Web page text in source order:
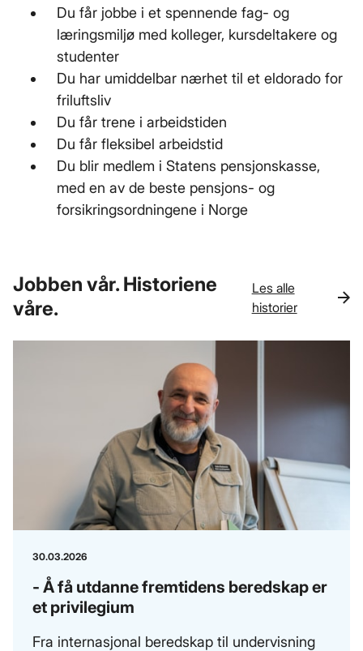
Du får jobbe i et spennende fag- og
læringsmiljø med kolleger, kursdeltakere og
studenter
Du har umiddelbar nærhet til et eldorado for
friluftsliv
Du får trene i arbeidstiden
Du får fleksibel arbeidstid
Du blir medlem i Statens pensjonskasse,
med en av de beste pensjons- og
forsikringsordningene i Norge
Jobben vår. Historiene
våre.
Les alle
historier
30.03.2026
- Å få utdanne fremtidens beredskap er
et privilegium
Fra internasjonal beredskap til undervisning